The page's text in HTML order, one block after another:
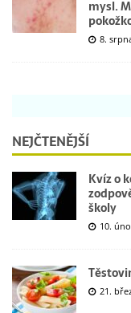
mysl.
8.
NEJČTENĚJŠÍ
Kvíz o
školy
10.
21.